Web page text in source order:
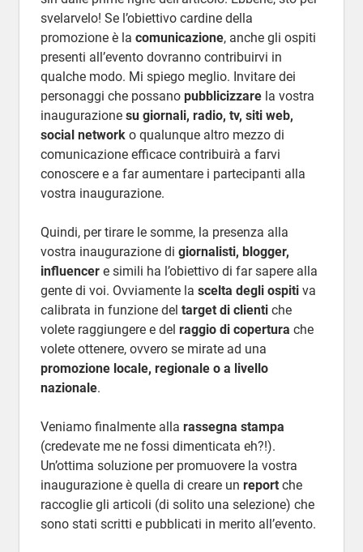
svelarvelo! Se l’obiettivo cardine della
promozione è la comunicazione, anche gli ospiti
presenti all’evento dovranno contribuirvi in
qualche modo. Mi spiego meglio. Invitare dei
personaggi che possano pubblicizzarela vostra
inaugurazione su giornali, radio, tv, siti web,
social networko qualunque altro mezzo di
comunicazione efficace contribuirà a farvi
conoscere e a far aumentare i partecipanti alla
vostra inaugurazione.
Quindi, per tirare le somme, la presenza alla
vostra inaugurazione di giornalisti, blogger,
influencere simili ha l’obiettivo di far sapere alla
gente di voi. Ovviamente la scelta degli ospitiva
calibrata in funzione del target di clientiche
volete raggiungere e del raggio di copertura che
volete ottenere, ovvero se mirate ad una
promozione locale, regionale o a livello
nazionale.
Veniamo finalmente alla rassegna stampa
(credevate me ne fossi dimenticata eh?!).
Un’ottima soluzione per promuovere la vostra
inaugurazione è quella di creare un reportche
raccoglie gli articoli (di solito una selezione) che
sono stati scritti e pubblicati in merito all’evento.